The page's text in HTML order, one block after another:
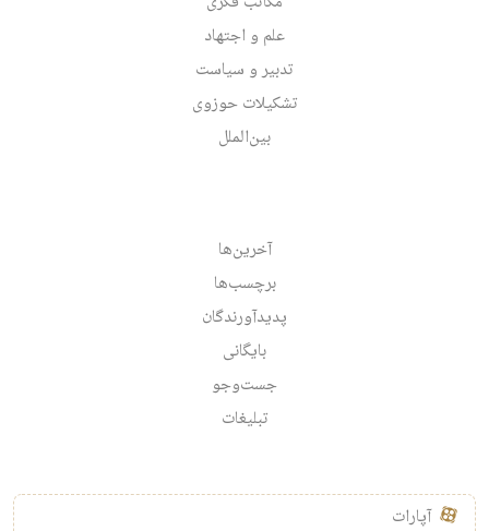
علم و اجتهاد
تدبیر و سیاست
تشکیلات حوزوی
بین‌الملل
آخرین‌ها
برچسب‌ها
پدیدآورندگان
بایگانی
جست‌وجو
تبلیغات
آپارات